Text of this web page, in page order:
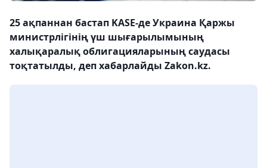
25 ақпаннан бастап KASE-де Украина Қаржы
министрлігінің үш шығарылымының
халықаралық облигацияларының саудасы
тоқтатылды, деп хабарлайды Zakon.kz.